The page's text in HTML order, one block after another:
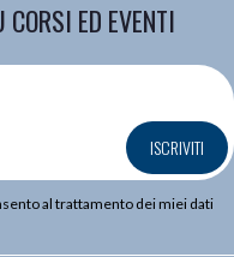
ED EVENTI
ISCRIVITI
al trattamento dei miei dati